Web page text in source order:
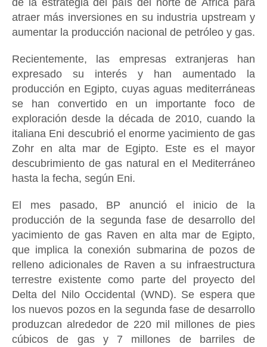
de la estrategia del país del norte de África para
atraer más inversiones en su industria upstream y
aumentar la producción nacional de petróleo y gas.
Recientemente, las empresas extranjeras han
expresado su interés y han aumentado la
producción en Egipto, cuyas aguas mediterráneas
se han convertido en un importante foco de
exploración desde la década de 2010, cuando la
italiana Eni descubrió el enorme yacimiento de gas
Zohr en alta mar de Egipto. Este es el mayor
descubrimiento de gas natural en el Mediterráneo
hasta la fecha, según Eni.
El mes pasado, BP anunció el inicio de la
producción de la segunda fase de desarrollo del
yacimiento de gas Raven en alta mar de Egipto,
que implica la conexión submarina de pozos de
relleno adicionales de Raven a su infraestructura
terrestre existente como parte del proyecto del
Delta del Nilo Occidental (WND). Se espera que
los nuevos pozos en la segunda fase de desarrollo
produzcan alrededor de 220 mil millones de pies
cúbicos de gas y 7 millones de barriles de